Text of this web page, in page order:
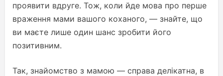
проявити вдруге. Тож, коли йде мова про перше
враження мами вашого коханого, — знайте, що
ви маєте лише один шанс зробити його
позитивним.
Так, знайомство з мамою — справа делікатна, в